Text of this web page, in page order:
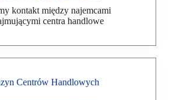
kontakt między najemcami
centra handlowe
Centrów Handlowych